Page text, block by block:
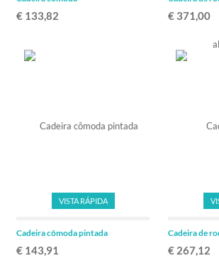
€ 133,82 € 371,00
Cadeira cômoda pintada
€ 143,91
VISTA RÁPIDA
Cadeira de
€ 267,12